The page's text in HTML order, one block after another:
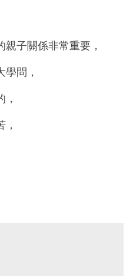
子關係非常重要，
問，